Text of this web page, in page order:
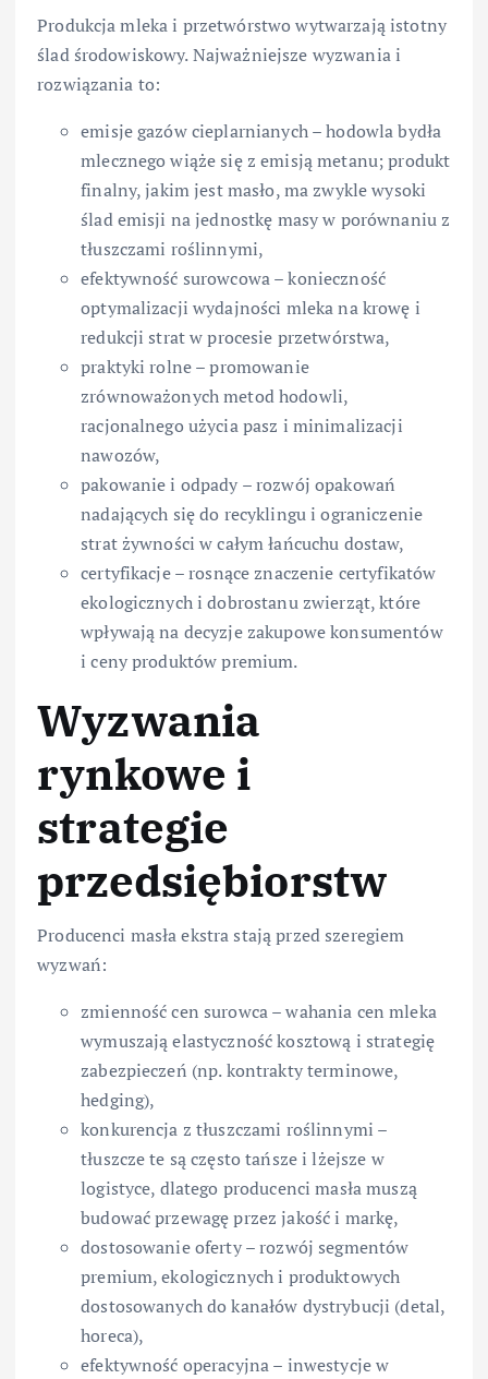
Produkcja mleka i przetwórstwo wytwarzają istotny
ślad środowiskowy. Najważniejsze wyzwania i
rozwiązania to:
emisje gazów cieplarnianych – hodowla bydła
mlecznego wiąże się z emisją metanu; produkt
finalny, jakim jest masło, ma zwykle wysoki
ślad emisji na jednostkę masy w porównaniu z
tłuszczami roślinnymi,
efektywność surowcowa – konieczność
optymalizacji wydajności mleka na krowę i
redukcji strat w procesie przetwórstwa,
praktyki rolne – promowanie
zrównoważonych metod hodowli,
racjonalnego użycia pasz i minimalizacji
nawozów,
pakowanie i odpady – rozwój opakowań
nadających się do recyklingu i ograniczenie
strat żywności w całym łańcuchu dostaw,
certyfikacje – rosnące znaczenie certyfikatów
ekologicznych i dobrostanu zwierząt, które
wpływają na decyzje zakupowe konsumentów
i ceny produktów premium.
Wyzwania
rynkowe i
strategie
przedsiębiorstw
Producenci masła ekstra stają przed szeregiem
wyzwań:
zmienność cen surowca – wahania cen mleka
wymuszają elastyczność kosztową i strategię
zabezpieczeń (np. kontrakty terminowe,
hedging),
konkurencja z tłuszczami roślinnymi –
tłuszcze te są często tańsze i lżejsze w
logistyce, dlatego producenci masła muszą
budować przewagę przez jakość i markę,
dostosowanie oferty – rozwój segmentów
premium, ekologicznych i produktowych
dostosowanych do kanałów dystrybucji (detal,
horeca),
efektywność operacyjna – inwestycje w